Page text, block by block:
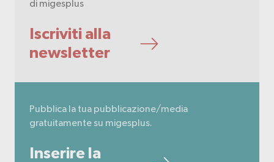
di migesplus
Iscriviti alla
newsletter
Pubblica la tua pubblicazione/media
gratuitamente su migesplus.
Inserire la